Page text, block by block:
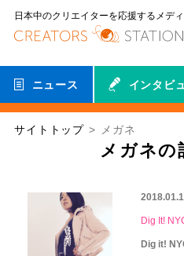
日本中のクリエイターを応援するメデ
ニュース インタビ
サイトトップ メガネ
メガネの
Dig It!
Dig it!